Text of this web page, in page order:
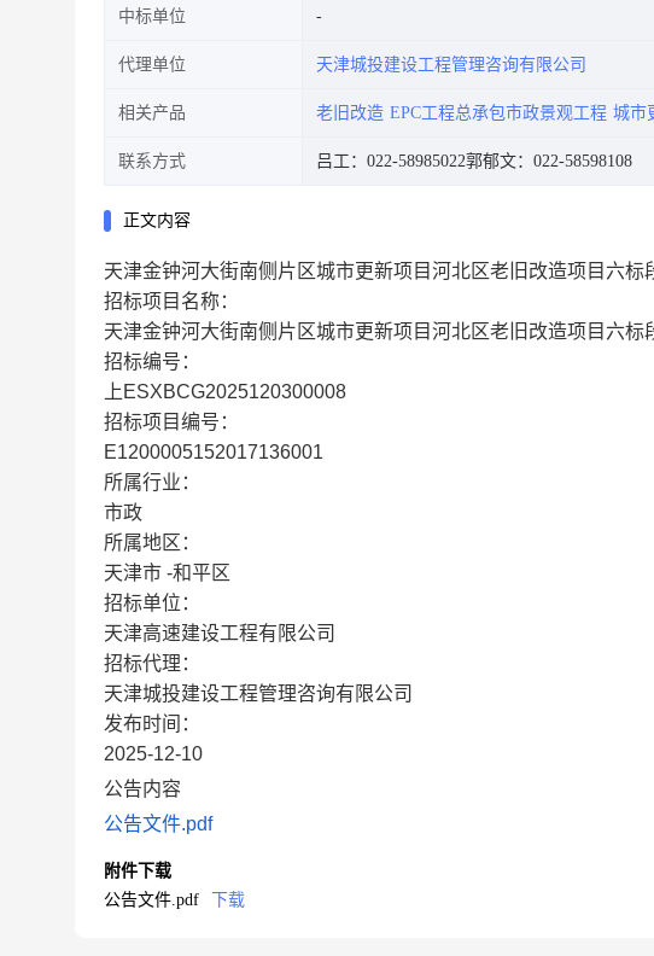
中标单位
代理单位 天津城投建设工程管理咨询有限公司
相关产品 老旧改造 EPC工程总承包市政景观工程 城市
联系方式 吕工：022-58985022郭郁文：022-58598108
正文内容
天津金钟河大街南侧片区城市更新项目河北区老旧改造项目六
招标项目名称：
天津金钟河大街南侧片区城市更新项目河北区老旧改造项目六
招标编号：
上ESXBCG2025120300008
招标项目编号：
E1200005152017136001
所属行业：
市政
所属地区：
天津市 -和平区
招标单位：
天津高速建设工程有限公司
招标代理：
天津城投建设工程管理咨询有限公司
发布时间：
2025-12-10
公告内容
公告文件.pdf
附件下载
公告文件.pdf
下载